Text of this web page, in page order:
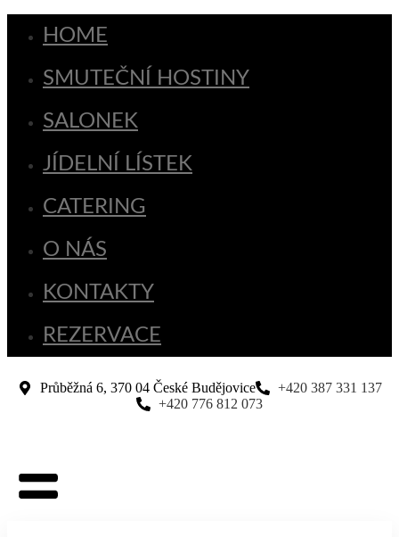
HOME
SMUTEČNÍ HOSTINY
SALONEK
JÍDELNÍ LÍSTEK
CATERING
O NÁS
KONTAKTY
REZERVACE
Průběžná 6, 370 04 České Budějovice
+420 387 331 137
+420 776 812 073